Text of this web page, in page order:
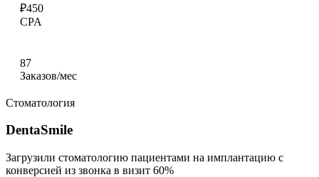
₽450
CPA
87
Заказов/мес
Стоматология
DentaSmile
Загрузили стоматологию пациентами на имплантацию с
конверсией из звонка в визит 60%